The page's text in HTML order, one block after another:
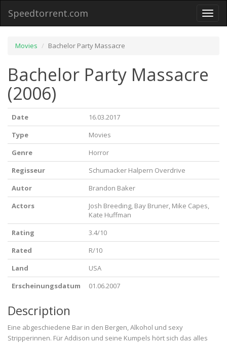
Toggle
Speedtorrent.com
Movies Bachelor Party Massacre
Bachelor Party Massacre
(2006)
Date
16.03.2017
Type
Movies
Genre
Horror
Regisseur
Schumacker Halpern Overdrive
Autor
Brandon Baker
Actors
Josh Breeding, Bay Bruner, Mike Capes,
Kate Huffman
Rating
3.4/10
Rated
R/10
Land
USA
Erscheinungsdatum
01.06.2007
Description
Eine abgeschiedene Bar in den Bergen, Alkohol und sexy
Stripperinnen. Für Addison und seine Kumpels hört sich das alles